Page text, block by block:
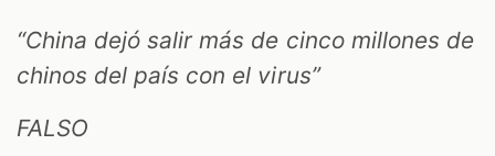
“China dejó salir más de cinco millones de
chinos del país con el virus”
FALSO